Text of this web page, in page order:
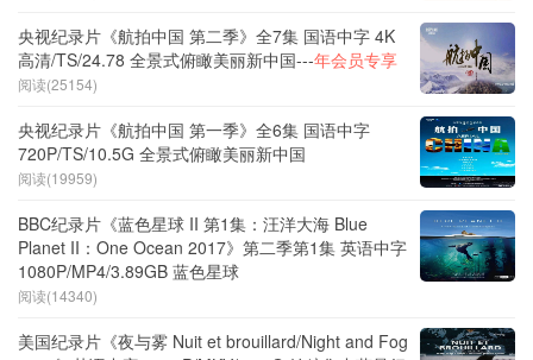
央视纪录片《航拍中国 第二季》全7集 国语中字 4K
高清/TS/24.78 全景式俯瞰美丽新中国---年会员专享
阅读(25154)
央视纪录片《航拍中国 第一季》全6集 国语中字
720P/TS/10.5G 全景式俯瞰美丽新中国
阅读(19959)
BBC纪录片《蓝色星球 II 第1集：汪洋大海 Blue
Planet II：One Ocean 2017》第二季第1集 英语中字
1080P/MP4/3.89GB 蓝色星球
阅读(14340)
美国纪录片《夜与雾 Nuit et brouillard/Night and Fog